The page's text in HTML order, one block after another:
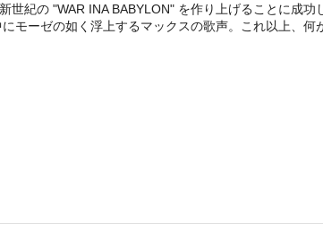
紀の "WAR INA BABYLON" を作り上げることに成
モーゼの如く浮上するマックスの歌声。これ以上、何